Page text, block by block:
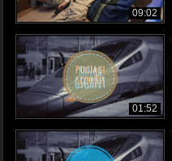
09:02
01:52